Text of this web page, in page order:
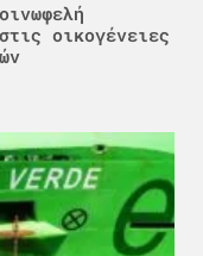
οικογένειες